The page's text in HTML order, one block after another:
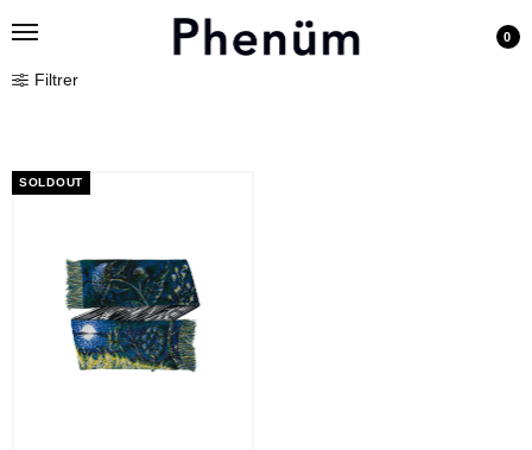
0
Filtrer
SOLDOUT